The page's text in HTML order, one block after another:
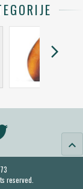
arrow_forward_ios
keyboard_arrow_up
reserved.